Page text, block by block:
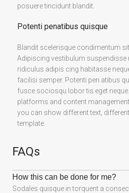
posuere tincidunt blandit.
Potenti penatibus quisque
Blandit scelerisque condimentum
Adipiscing vestibulum suspendisse
ridiculus adipis cing habitasse
facilisi semper. Potenti pen atibus
fusce sociosqu lobor tis eget
platforms and content
you can show different text,
template.
FAQs
How this can be done for me?
Sodales quisque in torquent a